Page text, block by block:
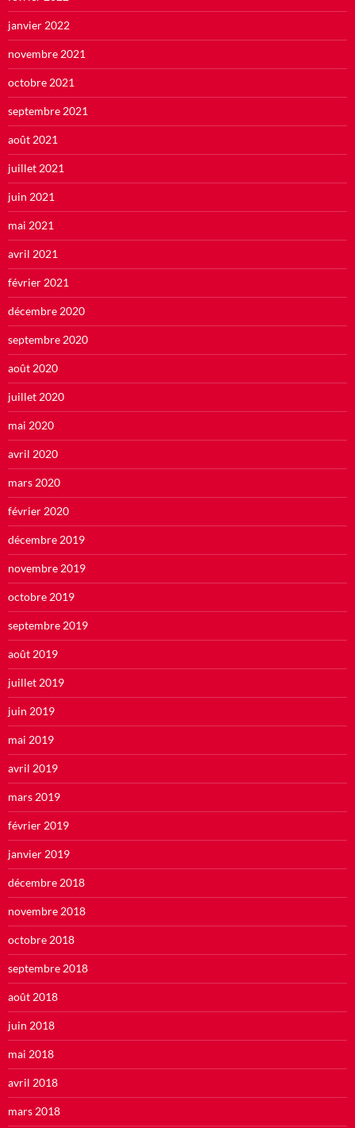
janvier 2022
novembre 2021
octobre 2021
septembre 2021
août 2021
juillet 2021
juin 2021
mai 2021
avril 2021
février 2021
décembre 2020
septembre 2020
août 2020
juillet 2020
mai 2020
avril 2020
mars 2020
février 2020
décembre 2019
novembre 2019
octobre 2019
septembre 2019
août 2019
juillet 2019
juin 2019
mai 2019
avril 2019
mars 2019
février 2019
janvier 2019
décembre 2018
novembre 2018
octobre 2018
septembre 2018
août 2018
juin 2018
mai 2018
avril 2018
mars 2018